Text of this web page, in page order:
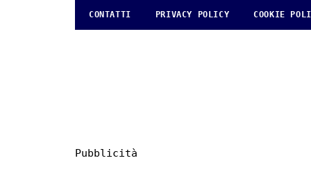
CONTATTI PRIVACY POLICY COOKIE
Pubblicità